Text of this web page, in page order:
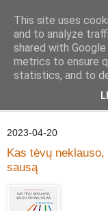
Tas pats, kas ir
2023-04-20
Kas tėvų neklauso,
sausą
This site uses
and to analyze
shared with
metrics to ensure
statistics, and to